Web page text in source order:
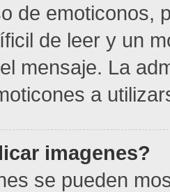
de emoticonos,
de leer y un
mensaje. La
a
imagenes?
se pueden